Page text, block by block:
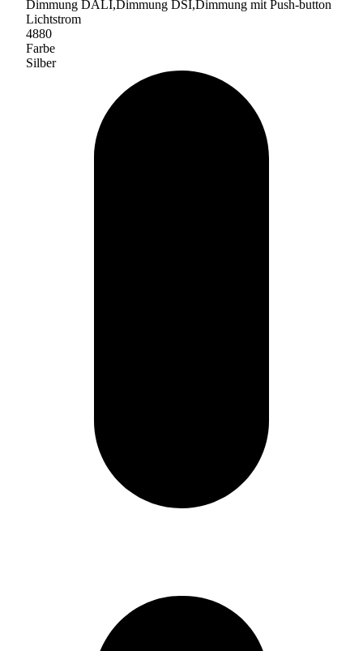
Dimmung DALI,Dimmung DSI,Dimmung mit Push-button
Lichtstrom
4880
Farbe
Silber